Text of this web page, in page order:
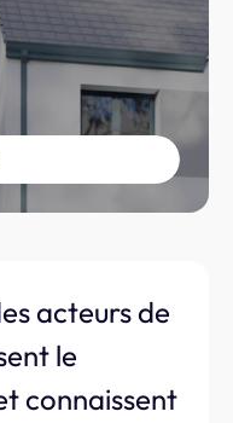
acteurs de
le
connaissent